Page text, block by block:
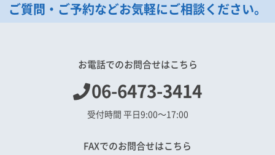
ご質問・ご予約などお気軽にご相談ください。
お電話でのお問合せはこちら
06-6473-3414
受付時間 平日9:00〜17:00
FAXでのお問合せはこちら